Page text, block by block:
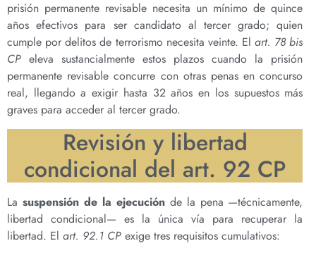
prisión permanente revisable necesita un mínimo de quince
años efectivos para ser candidato al tercer grado; quien
cumple por delitos de terrorismo necesita veinte. Elart. 78 bis
CP eleva sustancialmente estos plazos cuando la prisión
permanente revisable concurre con otras penas en concurso
real, llegando a exigir hasta 32 años en los supuestos más
graves para acceder al tercer grado.
Revisión y libertad
condicional del art. 92 CP
La suspensión de la ejecuciónde la pena —técnicamente,
libertad condicional— es la única vía para recuperar la
libertad. El art. 92.1 CP exige tres requisitos cumulativos: